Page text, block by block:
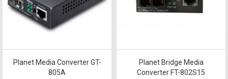
Planet Media Converter GT-
805A
Planet Bridge Media
Converter FT-802S15